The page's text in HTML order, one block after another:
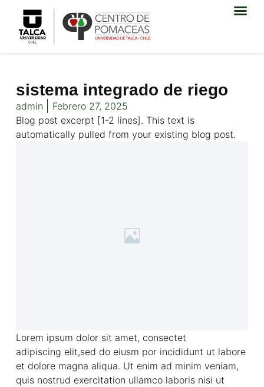
sistema integrado de riego
admin
Febrero 27, 2025
Blog post excerpt [1-2 lines]. This text is
automatically pulled from your existing blog post.
Lorem ipsum dolor sit amet, consectet
adipiscing elit,sed do eiusm por incididunt ut labore
et dolore magna aliqua. Ut enim ad minim veniam,
quis nostrud exercitation ullamco laboris nisi ut